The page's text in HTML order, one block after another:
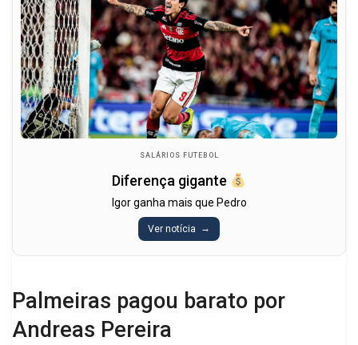
SALÁRIOS FUTEBOL
Diferença gigante
Igor ganha mais que Pedro
Ver notícia
Palmeiras pagou barato por
Andreas Pereira